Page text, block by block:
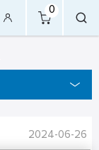
0
2024-06-26